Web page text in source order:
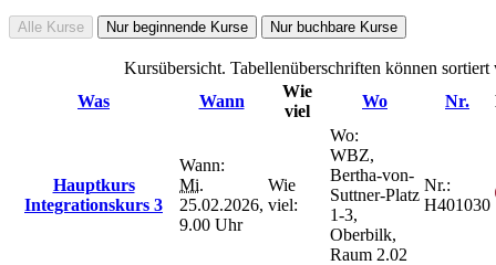
Alle Kurse Nur beginnende Kurse Nur buchbare Kurse
Kursübersicht. Tabellenüberschriften können sortiert
Was
Wann
Wie
viel
Wo Nr.
Hauptkurs
Integrationskurs 3
Wann:
Mi.
25.02.2026,
9.00 Uhr
Wie
viel:
Wo:
WBZ,
Bertha-von-
Suttner-Platz
1-3,
Oberbilk,
Raum 2.02
Nr.:
H401030